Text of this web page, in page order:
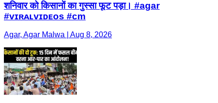
शनिवार को किसानों का गुस्सा फूट पड़ा। #agar
#ᴠɪʀᴀʟᴠɪᴅᴇᴏs #cm
Agar, Agar Malwa | Aug 8, 2026